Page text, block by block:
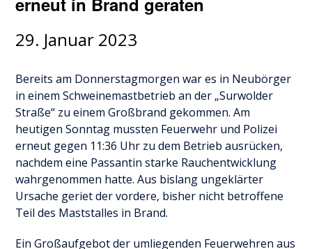
29. Januar 2023
Bereits am Donnerstagmorgen war es in Neubörger
in einem Schweinemastbetrieb an der „Surwolder
Straße“ zu einem Großbrand gekommen. Am
heutigen Sonntag mussten Feuerwehr und Polizei
erneut gegen 11:36 Uhr zu dem Betrieb ausrücken,
nachdem eine Passantin starke Rauchentwicklung
wahrgenommen hatte. Aus bislang ungeklärter
Ursache geriet der vordere, bisher nicht betroffene
Teil des Maststalles in Brand.
Ein Großaufgebot der umliegenden Feuerwehren aus